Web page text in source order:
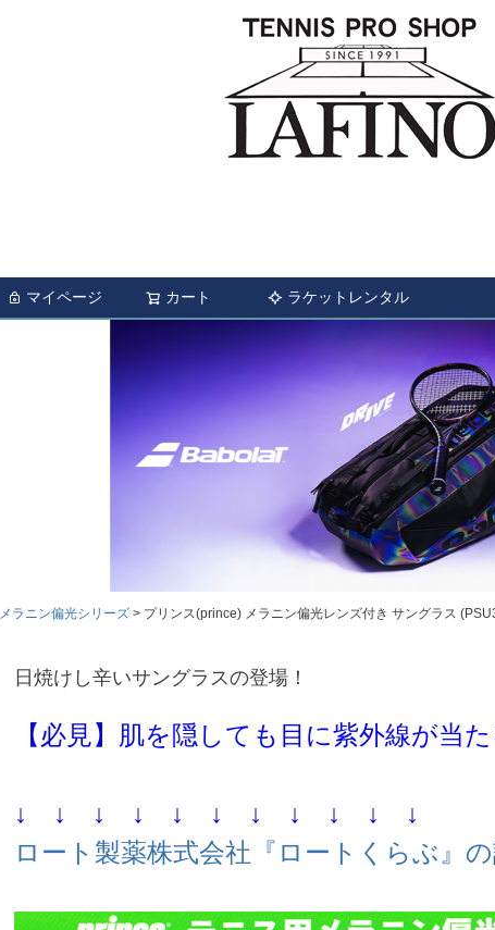
マイページ カート ラケットレンタル
メラニン偏光シリーズ プリンス(prince) メラニン偏光レンズ付き サングラス
日焼けし辛いサングラスの登場！
【必見】肌を隠しても目に紫外線が当
↓ ↓ ↓ ↓ ↓ ↓ ↓ ↓ ↓ ↓ ↓
ロート製薬株式会社『ロートくらぶ』